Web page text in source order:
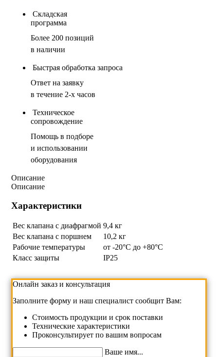
Складская
программа
Более 200 позиций
в наличии
Быстрая обработка запроса
Ответ на заявку
в течение 2-х часов
Техническое
сопровождение
Помощь в подборе
и использовании
оборудования
Описание
Описание
Характеристики
Вес клапана с диафрагмой 9,4 кг
Вес клапана с поршнем
10,2 кг
Рабочие температуры
от -20°C до +80°C
Класс защиты
IP25
Онлайн заказ и консультация
Заполните форму и наш специалист сообщит Вам:
Cтоимость продукции и срок поставки
Технические характеристики
Проконсультирует по вашим вопросам
Ваше имя...